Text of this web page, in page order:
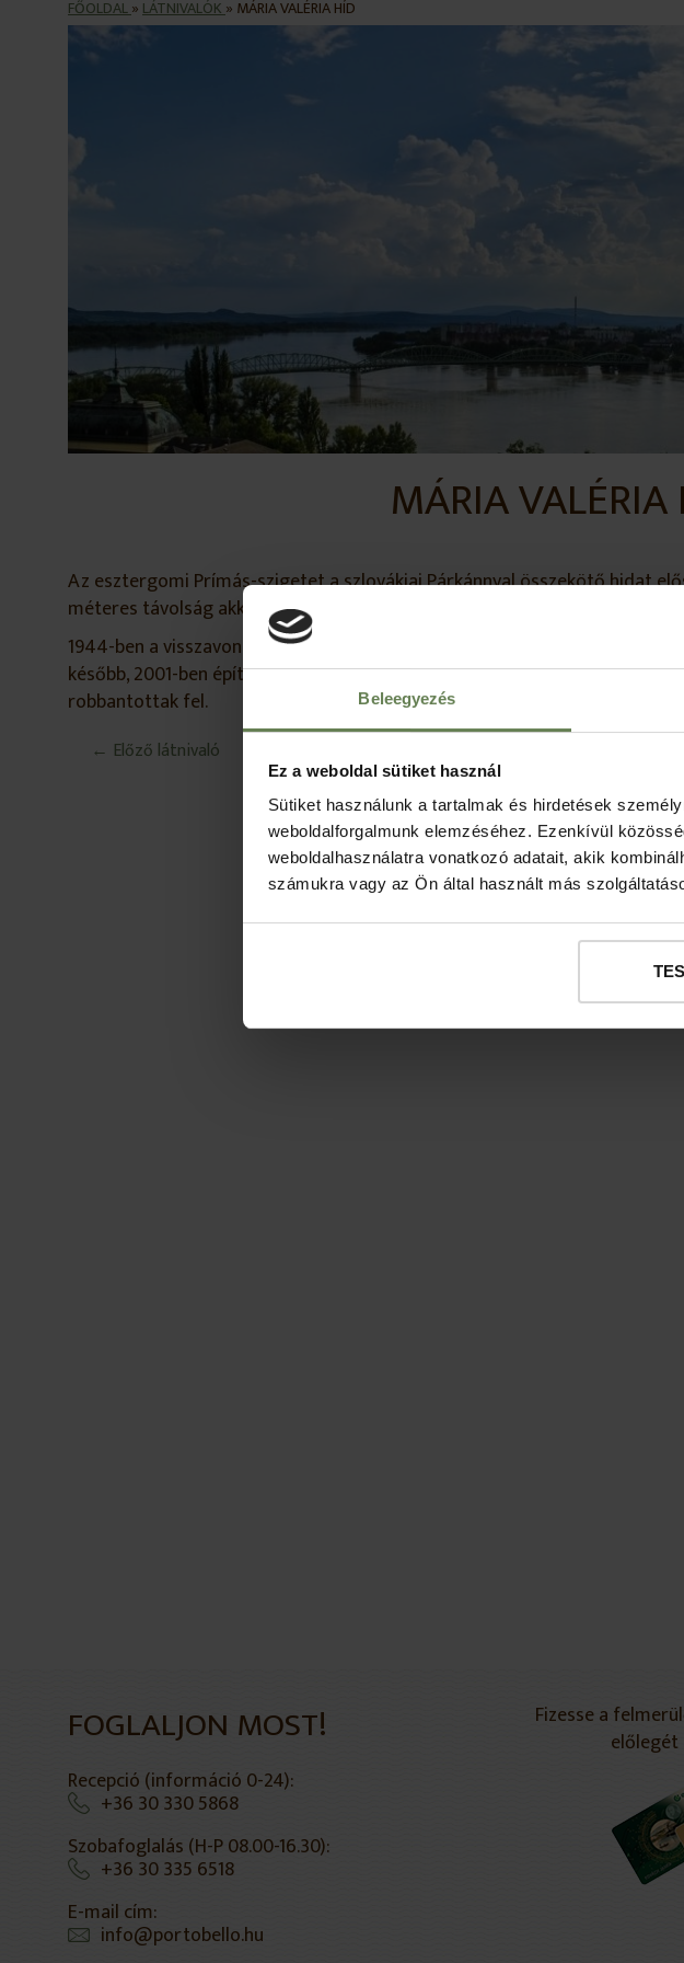
Beleegyezés
Ez a weboldal sütiket használ
Sütiket használunk a tartalmak és hirdetések
weboldalforgalmunk elemzéséhez. Ezenkívül
weboldalhasználatra vonatkozó adatait, akik
számukra vagy az Ön által használt más
FŐOLDAL»LÁTNIVALÓK» MÁRIA VALÉRIA HÍD
MÁRIA
Az esztergomi Prímás-szigetet a szlovákiai Párkánnyal összekötő hidat
méteres távolság akkoriban rekordnak számított. I. Ferenc József lányáról,
1944-ben a visszavonuló németek robbantották fel a három középső ívét.
később, 2001-ben építették újra – ez volt az utoljára újjáépített híd
robbantottak fel.
← Előző látnivaló
FOGLALJON MOST!
Recepció (információ 0-24):
+36 30 330 5868
Szobafoglalás (H-P 08.00-16.30):
+36 30 335 6518
E-mail cím:
info@portobello.hu
Fizesse a
előlegét